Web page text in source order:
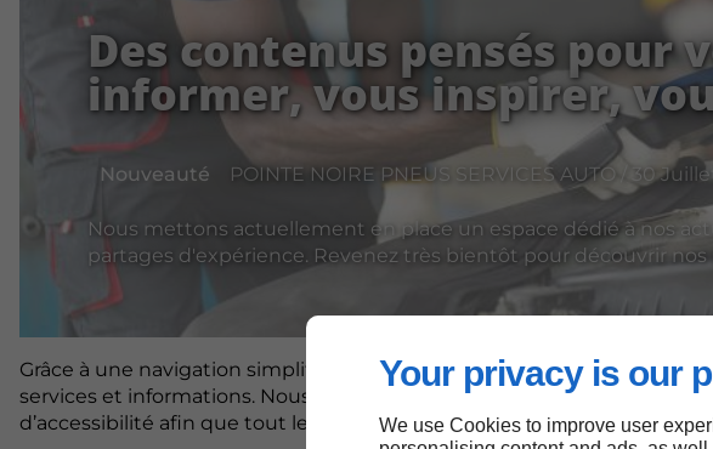
Your privacy is our
We use Cookies to improve user
Des contenus pensés pour
informer, vous inspirer,
Nouveauté POINTE NOIRE PNEUS SERVICES AUTO / 30
Nous mettons actuellement en place un espace dédié à nos
partages d'expérience. Revenez très bientôt pour découvrir nos
Grâce à une navigation simplifiée et un design épuré, notre site permet
services et informations. Nous avons également veillé à le rendre plus
d’accessibilité afin que tout le monde puisse en profiter pleinement.